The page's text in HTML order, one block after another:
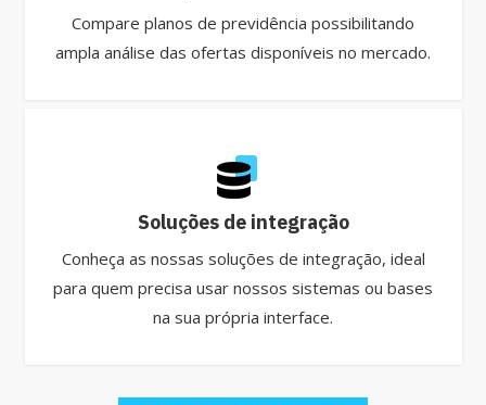
Compare planos de previdência possibilitando
ampla análise das ofertas disponíveis no mercado.
Soluções de integração
Conheça as nossas soluções de integração, ideal
para quem precisa usar nossos sistemas ou bases
na sua própria interface.